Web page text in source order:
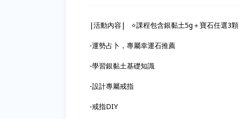
|活動內容| ⭐️課程包含銀黏土5g＋寶石任選3顆
-運勢占卜，專屬幸運石推薦
-學習銀黏土基礎知識
-設計專屬戒指
-戒指DIY